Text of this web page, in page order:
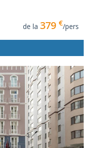
de la 379 €/pers